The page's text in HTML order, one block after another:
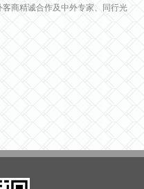
商精诚合作及中外专家、同行光